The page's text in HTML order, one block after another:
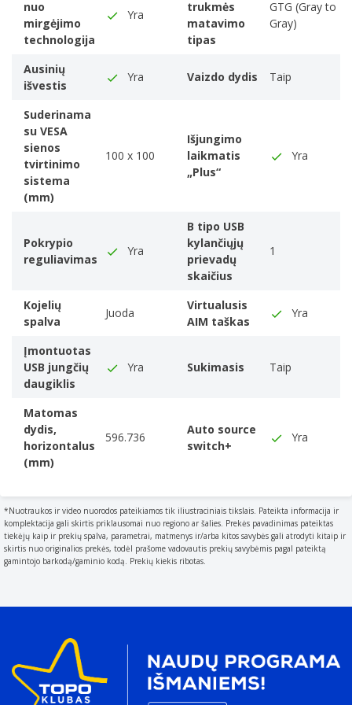
viewed with acceptable visual performance.
178°
1 milijardo spalvų
Matomas dydis, horizontalus
The viewable size is often somewhat smaller than the
actual size of a monitor
59,7 cm
Matomas dydis, vertikalus
33,6 cm
Didelio dinaminio diapazono (HDR) technologija
High Dynamic Range 10 (HDR10), High Dynamic Range
10+ Gaming (HDR10 Plus Gaming)
sRGB
Palaikomas sRGB (įprastas)
99%
Kvantinių taškų spalvos technologija
Veikimo charakteristikos
NVIDIA G-SYNC
NVIDIA G-SYNC tipo
G-SYNC Compatible
„AMD FreeSync“
dynamic synchronization of the graphic card and the
monitor in order to avoid screen tearing.
„AMD FreeSync“ tipo
FreeSync Premium
Žaidimų funkcijos
Multimedija
Įmontuoti garsiakalbiai
The device contains speaker(s) to produce sound.
nuo
mirgėjimo
technologija
Yra
trukmės
matavimo
tipas
GTG (Gray to
Gray)
Ausinių
išvestis
Yra Vaizdo dydis Taip
Suderinama
su VESA
sienos
tvirtinimo
sistema
(mm)
100 x 100
Išjungimo
laikmatis
„Plus“
Yra
Pokrypio
reguliavimas
Yra
B tipo USB
kylančiųjų
prievadų
skaičius
1
Kojelių
spalva
Juoda
Virtualusis
AIM taškas
Yra
Įmontuotas
USB jungčių
daugiklis
Yra Sukimasis Taip
Matomas
dydis,
horizontalus
(mm)
596.736
Auto source
switch+
Yra
*Nuotraukos ir video nuorodos pateikiamos tik iliustraciniais tikslais. Pateikta informacija ir
komplektacija gali skirtis priklausomai nuo regiono ar šalies. Prekės pavadinimas pateiktas
tiekėjų kaip ir prekių spalva, parametrai, matmenys ir/arba kitos savybės gali atrodyti kitaip ir
skirtis nuo originalios prekės, todėl prašome vadovautis prekių savybėmis pagal pateiktą
gamintojo barkodą/gaminio kodą. Prekių kiekis ribotas.